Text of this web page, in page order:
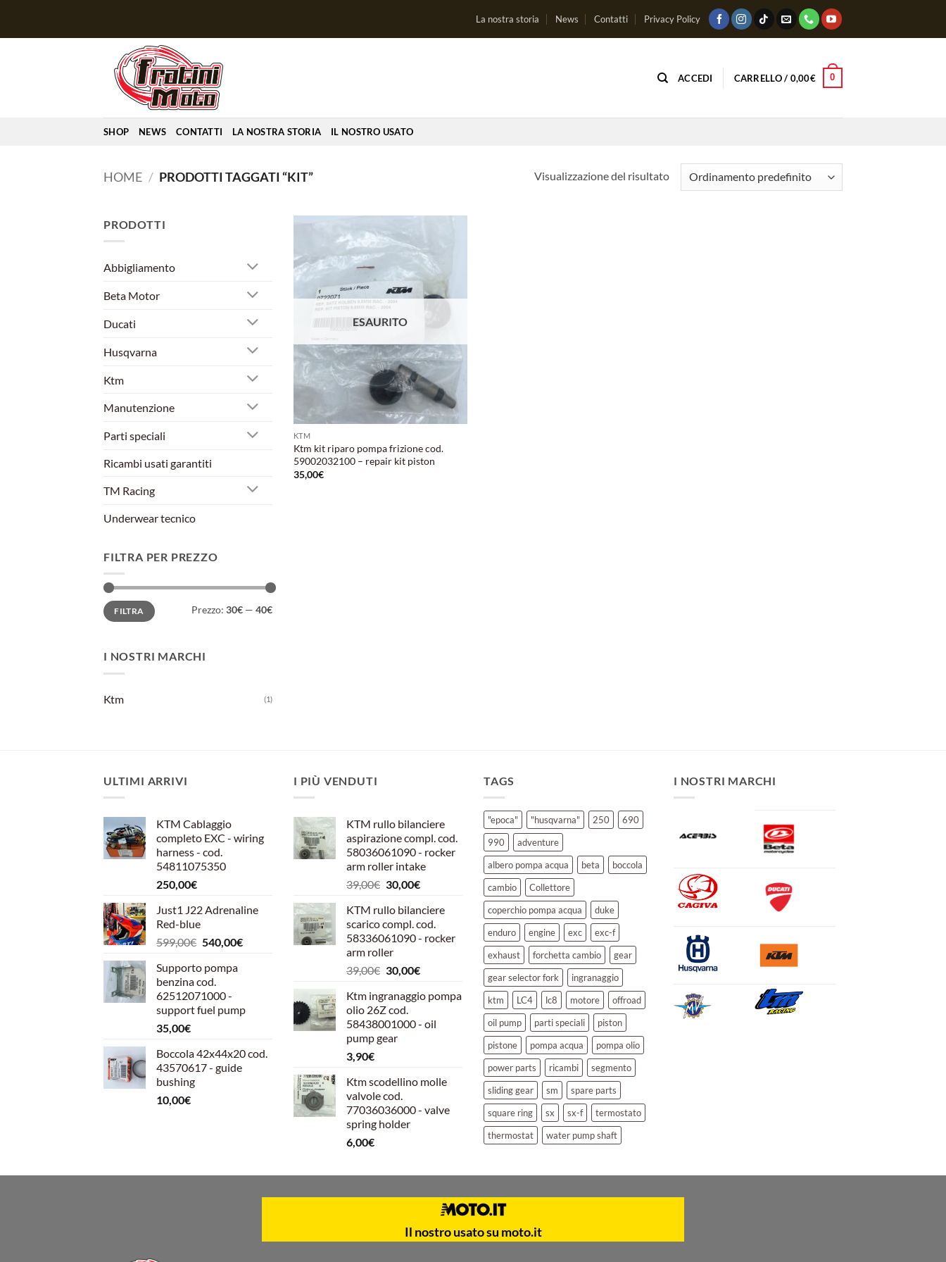
La nostra storia News Contatti Privacy Policy
ACCEDI CARRELLO / 0,00€ 0
SHOP NEWS CONTATTI LA NOSTRA STORIA IL NOSTRO USATO
HOME / PRODOTTI TAGGATI “KIT” Visualizzazione del risultato
PRODOTTI
Abbigliamento
Beta Motor
Ducati
Husqvarna
Ktm
Manutenzione
Parti speciali
Ricambi usati garantiti
TM Racing
Underwear tecnico
FILTRA PER PREZZO
Prezzo
Min
Prezzo
MaxFILTRA Prezzo: 30€ — 40€
I NOSTRI MARCHI
Ktm (1)
Aggiungi
alla lista
dei
ESAURITO
KTM
Ktm kit riparo pompa frizione cod.
59002032100 – repair kit piston
35,00€
ULTIMI ARRIVI
KTM Cablaggio
completo EXC - wiring
harness - cod.
54811075350
250,00€
Just1 J22 Adrenaline
Red-blue
599,00€ Il
originale
era:
599,00€.
540,00€Il
Supporto pompa
benzina cod.
62512071000 -
support fuel pump
35,00€
Boccola 42x44x20 cod.
43570617 - guide
bushing
10,00€
I PIÙ VENDUTI
KTM rullo bilanciere
aspirazione compl. cod.
58036061090 - rocker
arm roller intake
39,00€ Il
originale
era:
39,00€.
30,00€Il
attuale
è:
30,00€.
KTM rullo bilanciere
scarico compl. cod.
58336061090 - rocker
arm roller
39,00€ Il
originale
era:
39,00€.
30,00€Il
attuale
30,00€.
Ktm ingranaggio pompa
olio 26Z cod.
58438001000 - oil
pump gear
3,90€
Ktm scodellino molle
valvole cod.
77036036000 - valve
spring holder
6,00€
TAGS
"epoca" "husqvarna" 250
690
990
adventure
albero pompa acqua
beta
boccola
cambio
Collettore
coperchio pompa acqua
duke
enduro
engine exc
exc-f
exhaust
forchetta cambio
gear
gear selector fork
ingranaggio
ktm
LC4 lc8 motore
offroad
oil pump
parti speciali
piston
pistone
pompa acqua
pompa olio
power parts
ricambi
segmento
sliding gear
sm
spare parts
square ring
sx sx-f
termostato
thermostat
water pump shaft
I NOSTRI MARCHI
Il nostro usato su moto.it